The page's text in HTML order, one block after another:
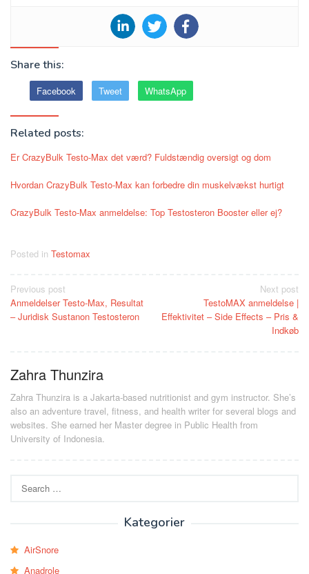
Share this:
Facebook Tweet WhatsApp
Related posts:
Er CrazyBulk Testo-Max det værd? Fuldstændig oversigt og dom
Hvordan CrazyBulk Testo-Max kan forbedre din muskelvækst hurtigt
CrazyBulk Testo-Max anmeldelse: Top Testosteron Booster eller ej?
Posted in Testomax
Post
navigation
Previous post
Anmeldelser Testo-Max, Resultat
– Juridisk Sustanon Testosteron
Next post
TestoMAX anmeldelse |
Effektivitet – Side Effects – Pris &
Indkøb
Zahra Thunzira
Zahra Thunzira is a Jakarta-based nutritionist and gym instructor. She’s
also an adventure travel, fitness, and health writer for several blogs and
websites. She earned her Master degree in Public Health from
University of Indonesia.
for:
Kategorier
AirSnore
Anadrole